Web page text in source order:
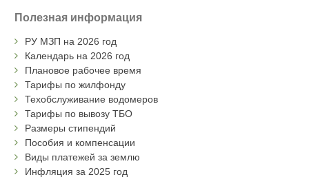
Полезная информация
РУ МЗП на 2026 год
Календарь на 2026 год
Плановое рабочее время
Тарифы по жилфонду
Техобслуживание водомеров
Тарифы по вывозу ТБО
Размеры стипендий
Пособия и компенсации
Виды платежей за землю
Инфляция за 2025 год